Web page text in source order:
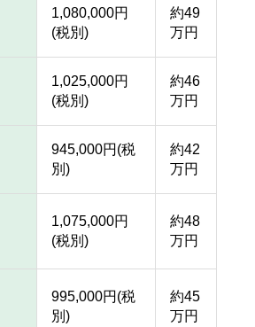
1,080,000円
(税別)
約49
万円
1,025,000円
(税別)
約46
万円
945,000円(税
別)
約42
万円
1,075,000円
(税別)
約48
万円
995,000円(税
別)
約45
万円